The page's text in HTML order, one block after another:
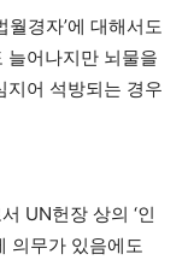
월경자’에 대해서도
늘어나지만 뇌물을
지어 석방되는 경우
UN헌장 상의 ‘인
의무가 있음에도